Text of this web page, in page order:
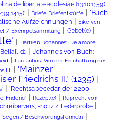
de libertate ecclesiae (13.10.1359)
| Briefe, Briefentwürfe | 'Buch
Aufzeichnungen | Eike von
/ Exempelsammlung | Gebet(e) |
| Hartlieb, Johannes: 'De amore
dt. | Johannes von Buch:
| Lactantius: Von der Erschaffung des
III.| 'Mainzer
Friedrichs II.' (1235) |
|'Rechtsabecedar der 2200
Friderici' | Rezept(e) | Ruprecht von
-notiz / Federprobe |
Segen / Beschwörungsformeln |